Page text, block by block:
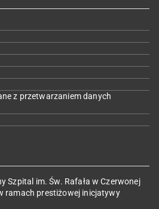
z przetwarzaniem danych
Szpital im. Św. Rafała w Czerwonej
ramach prestiżowej inicjatywy